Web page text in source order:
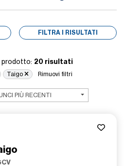
FILTRA I RISULTATI
prodotto: 20 risultati
Taigo Rimuovi filtri
PIÙ RECENTI